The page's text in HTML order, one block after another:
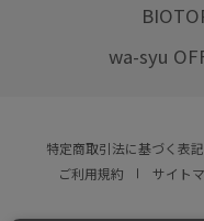
wa-syu
特定商取引法に基づく表記
ご利用規約
サイト